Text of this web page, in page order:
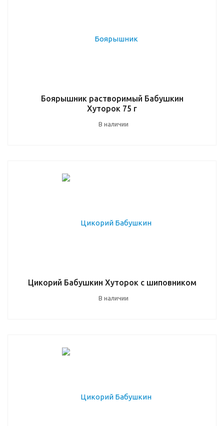
Боярышник растворимый Бабушкин
Хуторок 75 г
В наличии
Цикорий Бабушкин Хуторок с шиповником
В наличии